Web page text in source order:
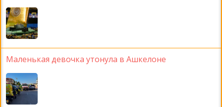
Маленькая девочка утонула в Ашкелоне